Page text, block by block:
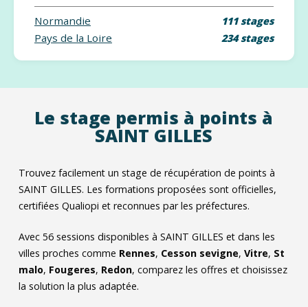
Normandie 111 stages
Pays de la Loire 234 stages
Le stage permis à points à
SAINT GILLES
Trouvez facilement un stage de récupération de points à
SAINT GILLES. Les formations proposées sont officielles,
certifiées Qualiopi et reconnues par les préfectures.
Avec 56sessions disponibles à SAINT GILLES et dans les
villes proches comme Rennes, Cesson sevigne, Vitre, St
malo, Fougeres, Redon, comparez les offres et choisissez
la solution la plus adaptée.